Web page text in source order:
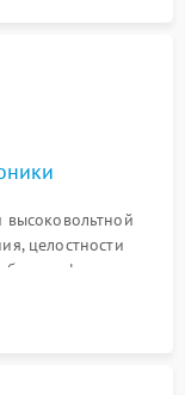
целостности
флажков и
бумаги).